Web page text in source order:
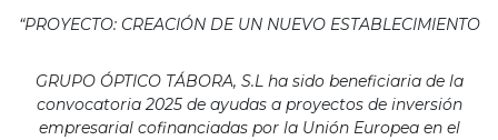
“PROYECTO: CREACIÓN DE UN NUEVO ESTABLECIMIENTO
GRUPO ÓPTICO TÁBORA, S.L ha sido beneficiaria de la
convocatoria 2025 de ayudas a proyectos de inversión
empresarial cofinanciadas por la Unión Europea en el